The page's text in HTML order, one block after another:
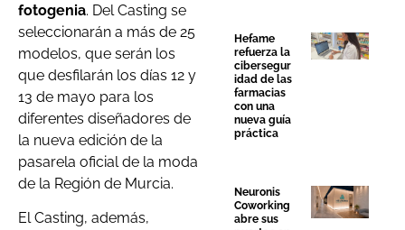
fotogenia. Del Casting se
seleccionarán a más de 25
modelos, que serán los
que desfilarán los días 12 y
13 de mayo para los
diferentes diseñadores de
la nueva edición de la
pasarela oficial de la moda
de la Región de Murcia.
El Casting, además,
Hefame
refuerza la
cibersegur
idad de las
farmacias
con una
nueva guía
práctica
Neuronis
Coworking
abre sus